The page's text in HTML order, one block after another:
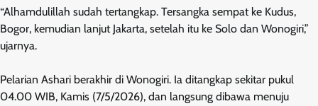
“Alhamdulillah sudah tertangkap. Tersangka sempat ke Kudus,
Bogor, kemudian lanjut Jakarta, setelah itu ke Solo dan Wonogiri,”
ujarnya.
Pelarian Ashari berakhir di Wonogiri. Ia ditangkap sekitar pukul
04.00 WIB, Kamis (7/5/2026), dan langsung dibawa menuju